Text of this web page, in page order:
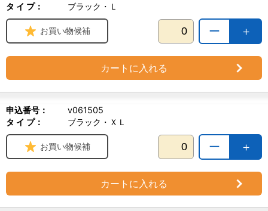
タ イ プ：
ブラック・Ｌ
＋
ー
お買い物候補
カートに入れる
申込番号：
v061505
タ イ プ：
ブラック・ＸＬ
＋
ー
お買い物候補
カートに入れる